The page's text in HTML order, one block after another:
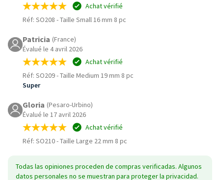
Achat vérifié
Réf: SO208 -Taille Small 16 mm 8 pc
Patricia (France)
Évalué le 4 avril 2026
Achat vérifié
Réf: SO209-Taille Medium 19 mm 8 pc
Super
Gloria (Pesaro-Urbino)
Évalué le 17 avril 2026
Achat vérifié
Réf: SO210-Taille Large 22 mm 8 pc
Todas las opiniones proceden de compras verificadas. Algunos
datos personales no se muestran para proteger la privacidad.